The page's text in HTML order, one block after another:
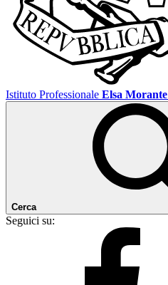
Istituto Professionale Elsa Morante
Cerca
Seguici su: